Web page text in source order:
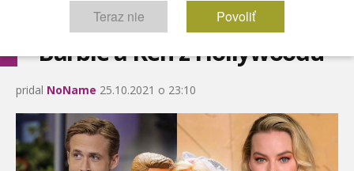
Barbie a Ken z Hollywoodu
pridal NoName 25.10.2021 o 23:10
Teraz nie Povoliť